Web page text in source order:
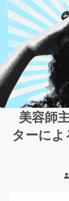
美容師
ターに